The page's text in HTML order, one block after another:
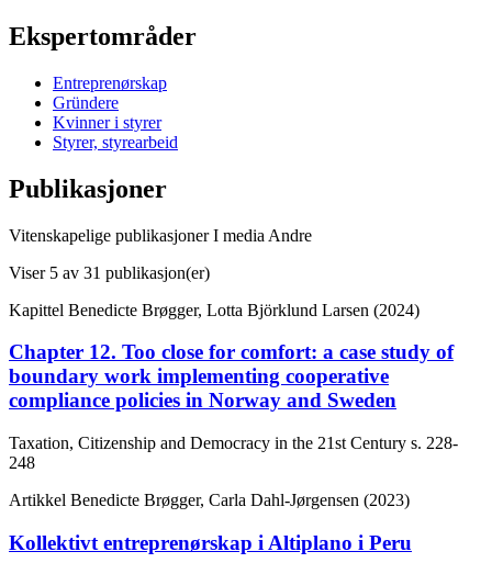
Ekspertområder
Entreprenørskap
Gründere
Kvinner i styrer
Styrer, styrearbeid
Publikasjoner
Vitenskapelige publikasjonerI media Andre
Viser 5 av 31 publikasjon(er)
Kapittel Benedicte Brøgger, Lotta Björklund Larsen (2024)
Chapter 12. Too close for comfort: a case study of
boundary work implementing cooperative
compliance policies in Norway and Sweden
Taxation, Citizenship and Democracy in the 21st Century s. 228-
248
Artikkel Benedicte Brøgger, Carla Dahl-Jørgensen (2023)
Kollektivt entreprenørskap i Altiplano i Peru